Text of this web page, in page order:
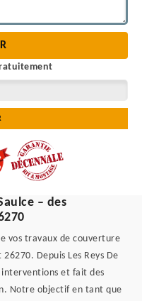
– des
vos travaux de couverture
Depuis Les Reys De
et fait des
Notre objectif en tant que